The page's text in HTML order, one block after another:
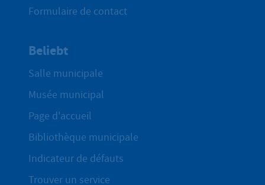
Formulaire de contact
Beliebt
Salle municipale
Musée municipal
Page d'accueil
Bibliothèque municipale
Indicateur de défauts
Trouver un service